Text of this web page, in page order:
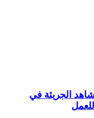
الجريئة في